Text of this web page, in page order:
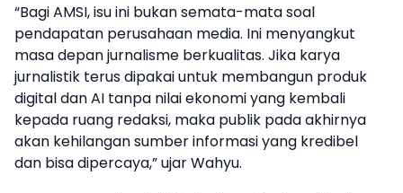
“Bagi AMSI, isu ini bukan semata-mata soal
pendapatan perusahaan media. Ini menyangkut
masa depan jurnalisme berkualitas. Jika karya
jurnalistik terus dipakai untuk membangun produk
digital dan AI tanpa nilai ekonomi yang kembali
kepada ruang redaksi, maka publik pada akhirnya
akan kehilangan sumber informasi yang kredibel
dan bisa dipercaya,” ujar Wahyu.